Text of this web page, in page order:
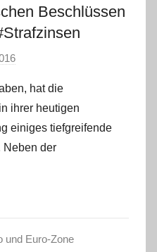
Beschlüssen
n
C
W
hat die
ihrer heutigen
einiges tiefgreifende
Neben der
und Euro-Zone